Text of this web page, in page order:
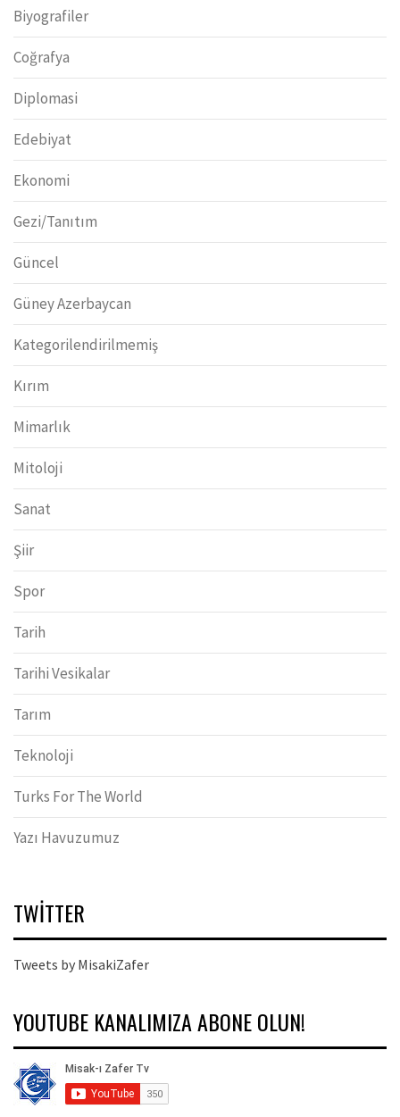
Biyografiler
Coğrafya
Diplomasi
Edebiyat
Ekonomi
Gezi/Tanıtım
Güncel
Güney Azerbaycan
Kategorilendirilmemiş
Kırım
Mimarlık
Mitoloji
Sanat
Şiir
Spor
Tarih
Tarihi Vesikalar
Tarım
Teknoloji
Turks For The World
Yazı Havuzumuz
TWITTER
Tweets by MisakiZafer
YOUTUBE KANALIMIZA ABONE OLUN!